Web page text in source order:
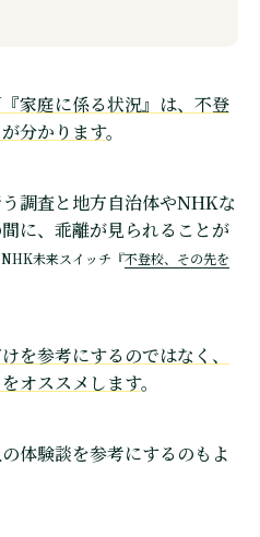
『家庭に係る状況』は、不登
分かります。
調査と地方自治体やNHKな
に、乖離が見られることが
NHK未来スイッチ『不登校、その先を
を参考にするのではなく、
オススメします。
体験談を参考にするのもよ